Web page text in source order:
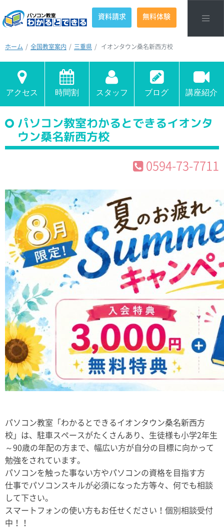
資料請求 無料体験
ホーム 全国教室案内 三重県 イオンタウン桑名新西方校
アクセス 時間割 スタッフ ブログ 講座紹介
パソコン教室わかるとできるイオンタ
ウン桑名新西方校
0594-73-7711
パソコン教室「わかるとできるイオンタウン桑名新西方
校」は、駐車スペースがたくさんあり、生徒様も小学2年生
～90歳の年配の方まで、幅広い方が自分の目標に向かって
勉強をされています。
パソコンを触った事ない方やパソコンの資格を目指す方
仕事でパソコンスキルが必須になった方等々、何でも相談
して下さい。
スマートフォンの使い方もお任せください！個別相談受付
中！！